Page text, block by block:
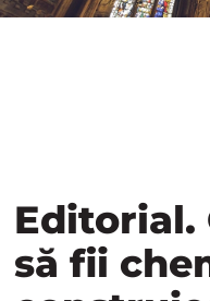
Editorial.
să fii